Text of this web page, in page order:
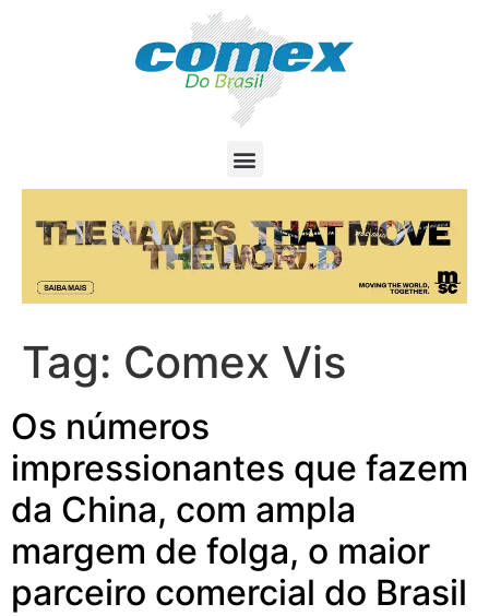
Tag: Comex Vis
Os números
impressionantes que fazem
da China, com ampla
margem de folga, o maior
parceiro comercial do Brasil